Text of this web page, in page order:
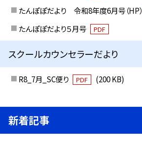
たんぽぽだより 令和8年度6月号（HP）
たんぽぽだより５月号
PDF
スクールカウンセラーだより
R8_7月_SC便り PDF (200 KB)
新着記事